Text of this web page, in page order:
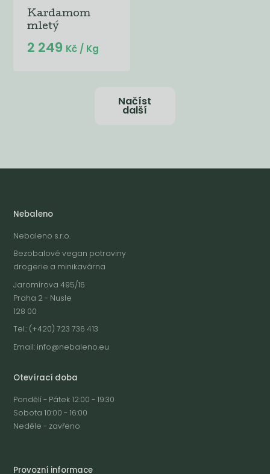
Kardamom
mletý
2 249 Kč / Kg
Načíst
další
Nebaleno
Nebaleno s.r.o.
Bezobalové vegan potraviny
drogerie a minikavárna
Jaromírova 495/16
Praha 2 - Nusle
128 00
Tel.: (+420) 723 736 413
Email: info@nebaleno.eu
Otevírací doba
Pondělí - Pátek 12:00 - 19:30
Sobota 10:00 - 16:00
Neděle - zavřeno
Provozní informace